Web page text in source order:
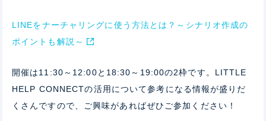
LINEをナーチャリングに使う方法とは？～シナリオ作成の
ポイントも解説～
開催は11:30～12:00と18:30～19:00の2枠です。LITTLE
HELP CONNECTの活用について参考になる情報が盛りだ
くさんですので、ご興味があればぜひご参加ください！